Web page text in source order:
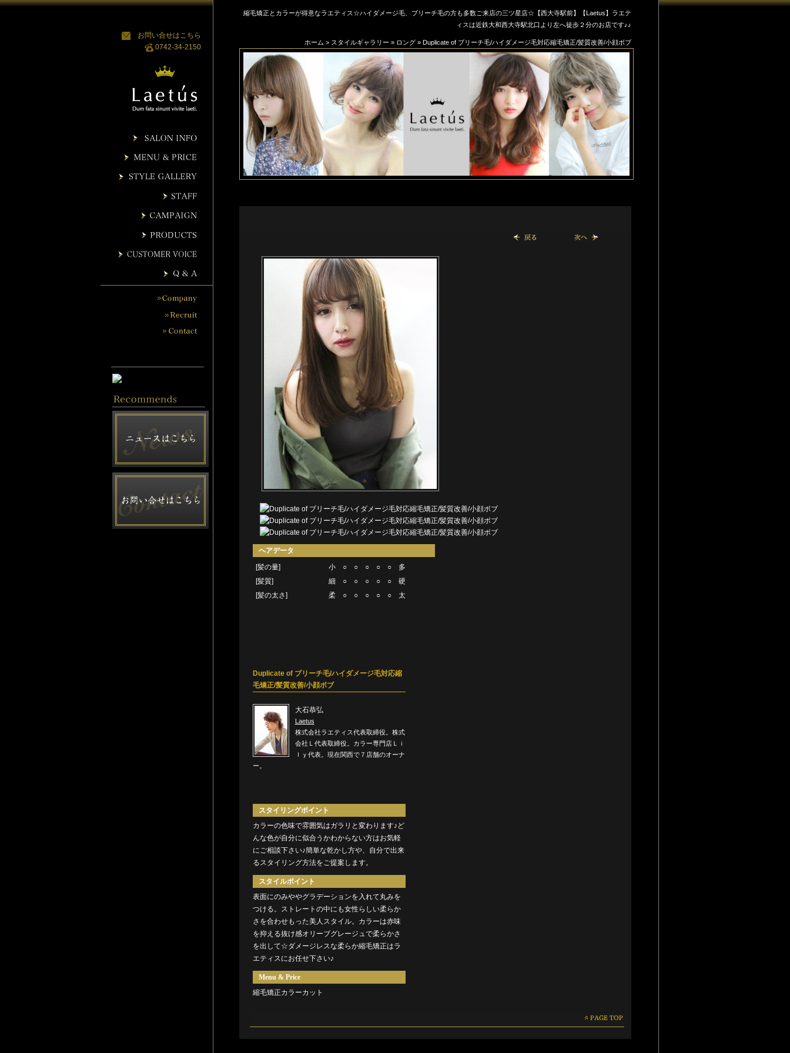
お問い合せはこちら
0742-34-2150
縮毛矯正とカラーが得意なラエティス☆ハイダメージ毛、ブリーチ毛の方も多数ご来店の三ツ星店☆【西大寺駅前】【Laetus】ラエテ
ィスは近鉄大和西大寺駅北口より左へ徒歩２分のお店です♪♪
ホーム > スタイルギャラリー » ロング» Duplicate of ブリーチ毛/ハイダメージ毛対応縮毛矯正/髪質改善/小顔ボブ
ヘアデータ
[髪の量]
小 ○ ○ ○ ○ ○ 多
[髪質]
細 ○ ○ ○ ○ ○ 硬
[髪の太さ]
柔 ○ ○ ○ ○ ○ 太
Duplicate of ブリーチ毛/ハイダメージ毛対応縮
毛矯正/髪質改善/小顔ボブ
大石恭弘
Laetus
株式会社ラエティス代表取締役。株式
会社Ｌ代表取締役。カラー専門店Ｌｉ
ｌｙ代表。現在関西で７店舗のオーナ
ー。
スタイリングポイント
カラーの色味で雰囲気はガラリと変わります♪ど
んな色が自分に似合うかわからない方はお気軽
にご相談下さい♪簡単な乾かし方や、自分で出来
るスタイリング方法をご提案します。
スタイルポイント
表面にのみややグラデーションを入れて丸みを
つける。ストレートの中にも女性らしい柔らか
さを合わせもった美人スタイル。カラーは赤味
を抑える抜け感オリーブグレージュで柔らかさ
を出して☆ダメージレスな柔らか縮毛矯正はラ
エティスにお任せ下さい♪
Menu & Price
縮毛矯正カラーカット